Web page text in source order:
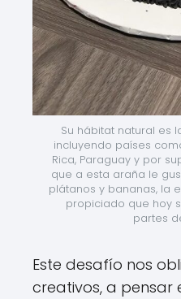
Su hábitat natural es
incluyendo países
Rica, Paraguay y por
que a esta araña le
plátanos y bananas, la
propiciado que hoy
partes
Este desafío nos
creativos, a pensar